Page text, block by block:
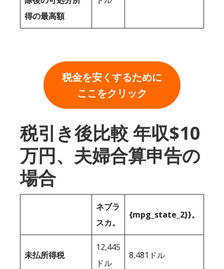
得の最高額
税金を安くするために
ここをクリック
税引き後比較 年収$10
万円、夫婦合算申告の
場合
ネブラ
スカ。
{mpg_state_2}}。
未払所得税
12,445
ドル
8,481ドル